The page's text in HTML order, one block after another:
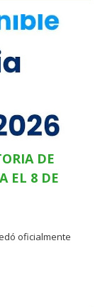
DE
EL 8 DE
oficialmente